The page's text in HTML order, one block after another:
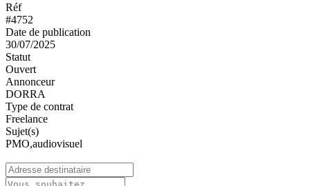
Réf
#4752
Date de publication
30/07/2025
Statut
Ouvert
Annonceur
DORRA
Type de contrat
Freelance
Sujet(s)
PMO,audiovisuel